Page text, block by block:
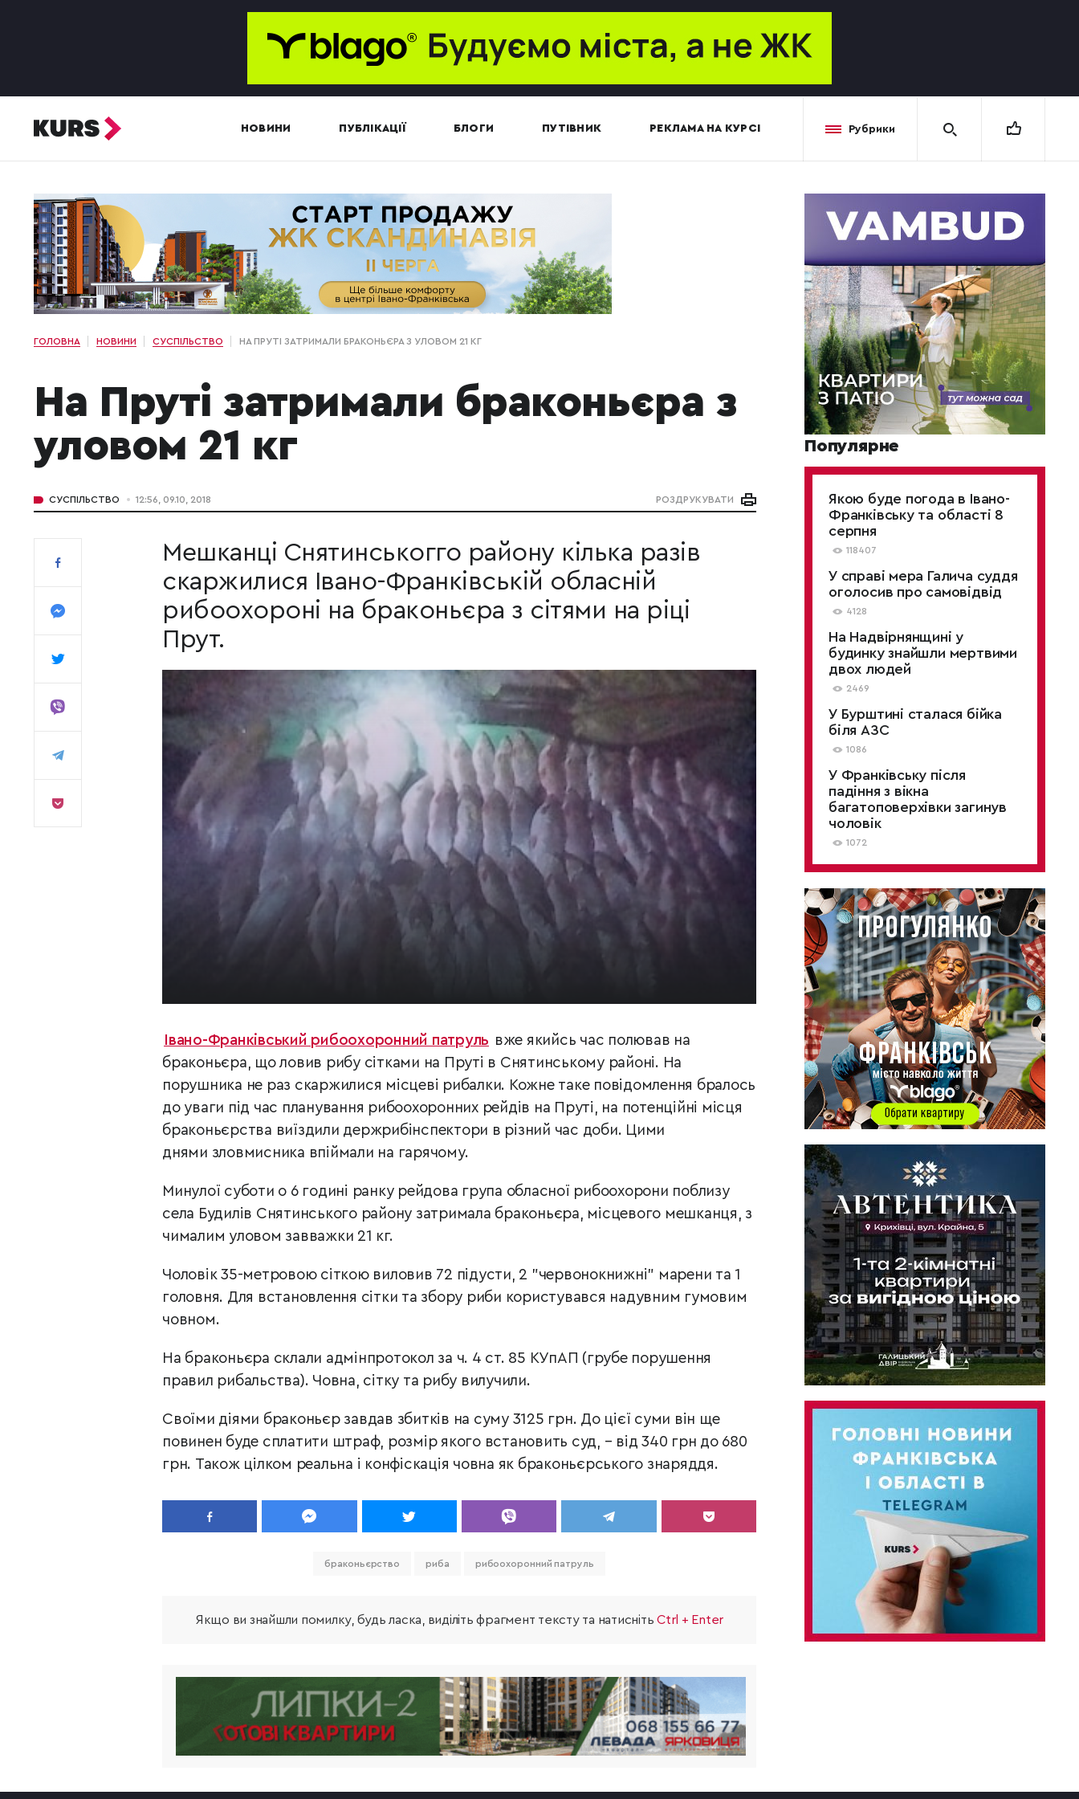
НОВИНИ ПУБЛІКАЦІЇ БЛОГИ ПУТІВНИК РЕКЛАМА НА КУРСІ Рубрики
ГОЛОВНА НОВИНИ СУСПІЛЬСТВО НА ПРУТІ ЗАТРИМАЛИ БРАКОНЬЄРА З УЛОВОМ 21 КГ
На Пруті затримали браконьєра з
уловом 21 кг
СУСПІЛЬСТВО 12:56, 09.10, 2018 РОЗДРУКУВАТИ
Мешканці Снятинськогго району кілька разів
скаржилися Івано-Франківській обласній
рибоохороні на браконьєра з сітями на ріці
Прут.
Івано-Франківський рибоохоронний патруль вже якийсь час полював на
браконьєра, що ловив рибу сітками на Пруті в Снятинському районі. На
порушника не раз скаржилися місцеві рибалки. Кожне таке повідомлення бралось
до уваги під час планування рибоохоронних рейдів на Пруті, на потенційні місця
браконьєрства виїздили держрибінспектори в різний час доби. Цими
днями зловмисника впіймали на гарячому.
Минулої суботи о 6 годині ранку рейдова група обласної рибоохорони поблизу
села Будилів Снятинського району затримала браконьєра, місцевого мешканця, з
чималим уловом завважки 21 кг.
Чоловік 35-метровою сіткою виловив 72 підусти, 2 "червонокнижні" марени та 1
головня. Для встановлення сітки та збору риби користувався надувним гумовим
човном.
На браконьєра склали адмінпротокол за ч. 4 ст. 85 КУпАП (грубе порушення
правил рибальства). Човна, сітку та рибу вилучили.
Своїми діями браконьєр завдав збитків на суму 3125 грн. До цієї суми він ще
повинен буде сплатити штраф, розмір якого встановить суд, – від 340 грн до 680
грн. Також цілком реальна і конфіскація човна як браконьєрського знаряддя.
браконьєрство риба рибоохоронний патруль
Якщо ви знайшли помилку, будь ласка, виділіть фрагмент тексту та натиснітьCtrl + Enter
Популярне
Якою буде погода в Івано-
Франківську та області 8
серпня
118407
У справі мера Галича суддя
оголосив про самовідвід
4128
На Надвірнянщині у
будинку знайшли мертвими
двох людей
2469
У Бурштині сталася бійка
біля АЗС
1086
У Франківську після
падіння з вікна
багатоповерхівки загинув
чоловік
1072